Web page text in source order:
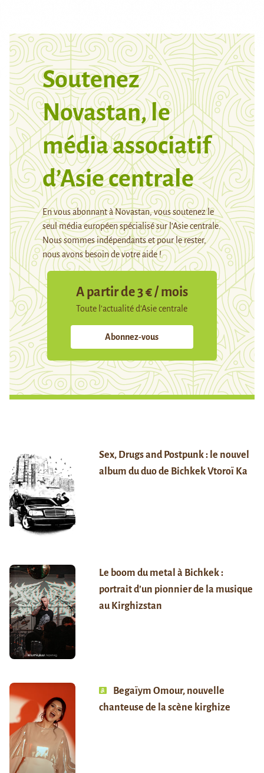
Soutenez
Novastan, le
média associatif
d’Asie centrale
En vous abonnant à Novastan, vous soutenez le
seul média européen spécialisé sur l’Asie centrale.
Nous sommes indépendants et pour le rester,
nous avons besoin de votre aide !
A partir de 3 € / mois
Toute l’actualité d’Asie centrale
Abonnez-vous
Sex, Drugs and Postpunk : le nouvel
album du duo de Bichkek Vtoroï Ka
Le boom du metal à Bichkek :
portrait d’un pionnier de la musique
au Kirghizstan
Begaïym Omour, nouvelle
chanteuse de la scène kirghize